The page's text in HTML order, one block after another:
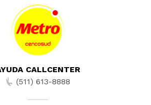
CALLCENTER
(511) 613-8888